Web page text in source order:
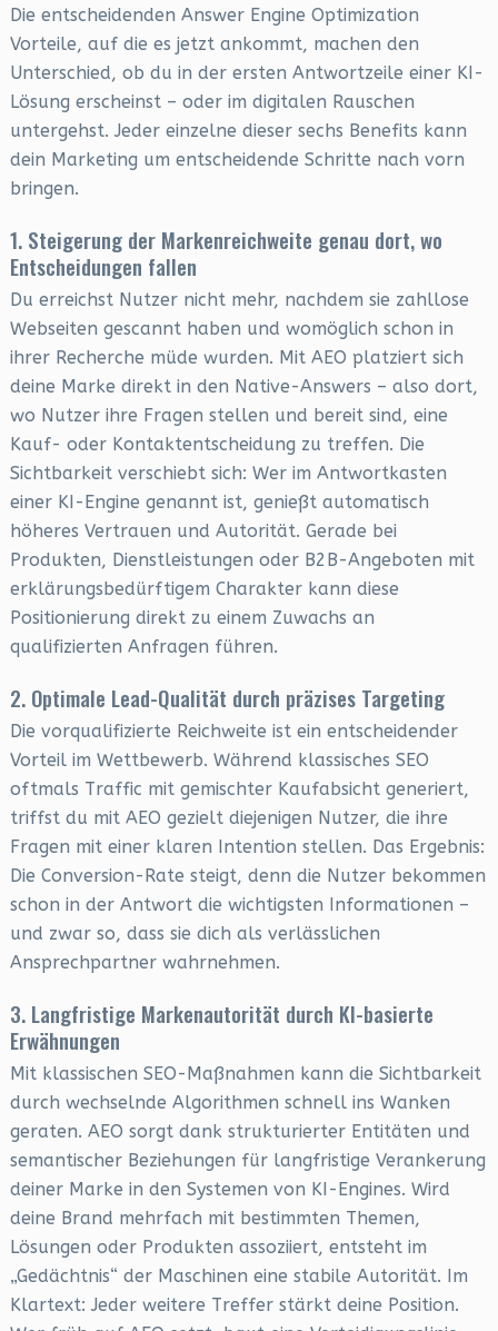
Die entscheidenden Answer Engine Optimization
Vorteile, auf die es jetzt ankommt, machen den
Unterschied, ob du in der ersten Antwortzeile einer KI-
Lösung erscheinst – oder im digitalen Rauschen
untergehst. Jeder einzelne dieser sechs Benefits kann
dein Marketing um entscheidende Schritte nach vorn
bringen.
1. Steigerung der Markenreichweite genau dort, wo
Entscheidungen fallen
Du erreichst Nutzer nicht mehr, nachdem sie zahllose
Webseiten gescannt haben und womöglich schon in
ihrer Recherche müde wurden. Mit AEO platziert sich
deine Marke direkt in den Native-Answers – also dort,
wo Nutzer ihre Fragen stellen und bereit sind, eine
Kauf- oder Kontaktentscheidung zu treffen. Die
Sichtbarkeit verschiebt sich: Wer im Antwortkasten
einer KI-Engine genannt ist, genießt automatisch
höheres Vertrauen und Autorität. Gerade bei
Produkten, Dienstleistungen oder B2B-Angeboten mit
erklärungsbedürftigem Charakter kann diese
Positionierung direkt zu einem Zuwachs an
qualifizierten Anfragen führen.
2. Optimale Lead-Qualität durch präzises Targeting
Die vorqualifizierte Reichweite ist ein entscheidender
Vorteil im Wettbewerb. Während klassisches SEO
oftmals Traffic mit gemischter Kaufabsicht generiert,
triffst du mit AEO gezielt diejenigen Nutzer, die ihre
Fragen mit einer klaren Intention stellen. Das Ergebnis:
Die Conversion-Rate steigt, denn die Nutzer bekommen
schon in der Antwort die wichtigsten Informationen –
und zwar so, dass sie dich als verlässlichen
Ansprechpartner wahrnehmen.
3. Langfristige Markenautorität durch KI-basierte
Erwähnungen
Mit klassischen SEO-Maßnahmen kann die Sichtbarkeit
durch wechselnde Algorithmen schnell ins Wanken
geraten. AEO sorgt dank strukturierter Entitäten und
semantischer Beziehungen für langfristige Verankerung
deiner Marke in den Systemen von KI-Engines. Wird
deine Brand mehrfach mit bestimmten Themen,
Lösungen oder Produkten assoziiert, entsteht im
„Gedächtnis“ der Maschinen eine stabile Autorität. Im
Klartext: Jeder weitere Treffer stärkt deine Position.